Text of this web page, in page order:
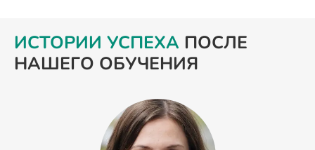
ИСТОРИИ УСПЕХА ПОСЛЕ
НАШЕГО ОБУЧЕНИЯ